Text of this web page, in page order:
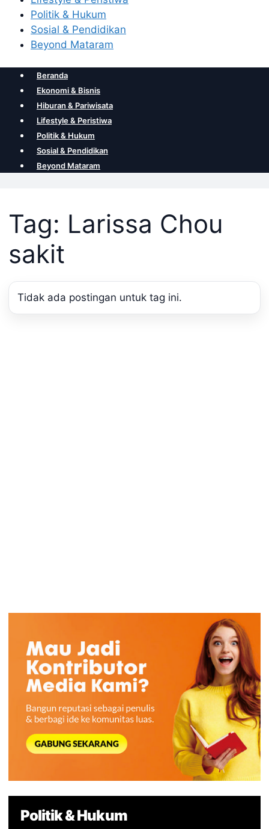
Politik & Hukum
Sosial & Pendidikan
Beyond Mataram
Beranda
Ekonomi & Bisnis
Hiburan & Pariwisata
Lifestyle & Peristiwa
Politik & Hukum
Sosial & Pendidikan
Beyond Mataram
Tag: Larissa Chou
sakit
Tidak ada postingan untuk tag ini.
Politik & Hukum